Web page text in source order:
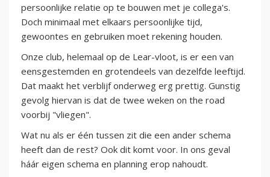
persoonlijke relatie op te bouwen met je collega's.
Doch minimaal met elkaars persoonlijke tijd,
gewoontes en gebruiken moet rekening houden.
Onze club, helemaal op de Lear-vloot, is er een van
eensgestemden en grotendeels van dezelfde leeftijd.
Dat maakt het verblijf onderweg erg prettig. Gunstig
gevolg hiervan is dat de twee weken on the road
voorbij "vliegen".
Wat nu als er één tussen zit die een ander schema
heeft dan de rest? Ook dit komt voor. In ons geval
háár eigen schema en planning erop nahoudt.